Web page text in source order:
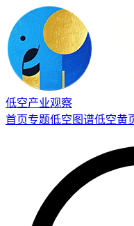
低空产业观察
首页专题低空图谱低空黄